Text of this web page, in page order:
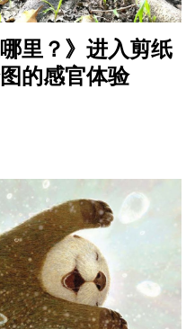
里？》进入剪纸
的感官体验